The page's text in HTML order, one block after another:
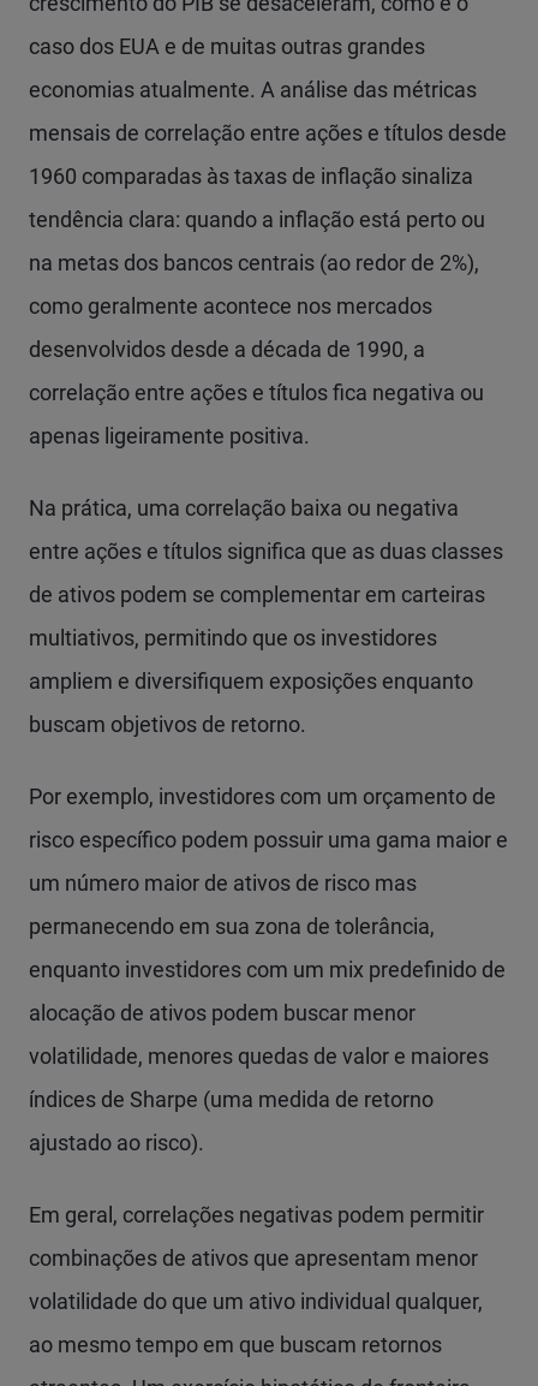
caso dos EUA e de muitas outras grandes
economias atualmente. A análise das métricas
mensais de correlação entre ações e títulos desde
1960 comparadas às taxas de inflação sinaliza
tendência clara: quando a inflação está perto ou
na metas dos bancos centrais (ao redor de 2%),
como geralmente acontece nos mercados
desenvolvidos desde a década de 1990, a
correlação entre ações e títulos fica negativa ou
apenas ligeiramente positiva.
Na prática, uma correlação baixa ou negativa
entre ações e títulos significa que as duas classes
de ativos podem se complementar em carteiras
multiativos, permitindo que os investidores
ampliem e diversifiquem exposições enquanto
buscam objetivos de retorno.
Por exemplo, investidores com um orçamento de
risco específico podem possuir uma gama maior e
um número maior de ativos de risco mas
permanecendo em sua zona de tolerância,
enquanto investidores com um mix predefinido de
alocação de ativos podem buscar menor
volatilidade, menores quedas de valor e maiores
índices de Sharpe (uma medida de retorno
ajustado ao risco).
Em geral, correlações negativas podem permitir
combinações de ativos que apresentam menor
volatilidade do que um ativo individual qualquer,
ao mesmo tempo em que buscam retornos